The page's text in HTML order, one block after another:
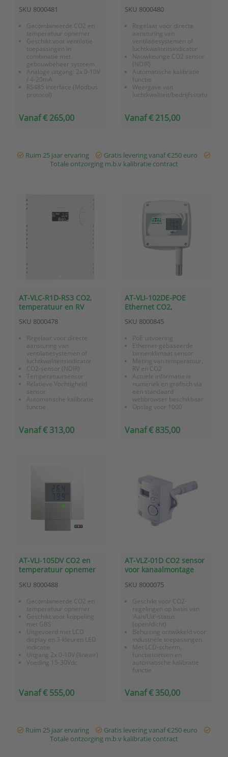
wandmontage met
analoge uitgangen en
Modbus RS485
SKU 8000481
Gecombineerde CO2 en
temperatuur opnemer
Geschikt voor ventilatie
toepassingen in
combinatie met
gebouwbeheer systeem
Analoge uitgang: 2x 0-10V
/ 4-20mA
RS485 interface (Modbus
protocol)
uitgeschakeld)
Vanaf € 265,00
wandmontage met LED
indicatie en Modbus
RS485 communicatie
SKU 8000480
Regelaar voor directe
aansturing van
ventilatiesystemen of
luchtkwaliteitsindicator
Nauwkeurige CO2 sensor
(NDIR)
Automatische kalibratie
functie
Weergave van
luchtkwaliteit/bedrijfsstatus
Vanaf € 215,00
Ruim 25 jaar ervaring
Gratis levering vanaf €250 euro
Totale ontzorging m.b.v kalibratie contract
AT-VLC-R1D-RS3 CO2,
temperatuur en RV
wandmontage met
relaisuitgang en
Modbus RS485
communicatie
SKU 8000478
Regelaar voor directe
aansturing van
ventilatiesystemen of
luchtkwaliteitsindicator
CO2-sensor (NDIR)
Temperatuursensor
Relatieve Vochtigheid
sensor
Automatische kalibratie
functie
OLED display
Vanaf € 313,00
AT-VLI-102DE-POE
Ethernet CO2,
Sensor met PoE
SKU 8000845
PoE uitvoering
Ethernet-gebaseerde
binnenklimaat sensor
Meting van temperatuur,
RV en CO2
Actuele informatie is
numeriek en grafisch via
een standaard
webbrowser beschikbaar
Opslag voor 1000
Alarmering via E-mail,
Vanaf € 835,00
AT-VLI-105DV CO2 en
temperatuur opnemer
indicatie
SKU 8000488
Gecombineerde CO2 en
temperatuur opnemer
Geschikt voor koppeling
met GBS
Uitgevoerd met LCD
display en 3-kleuren LED
indicatie
Uitgang 2x 0-10V (lineair)
Voeding 15-30Vdc
Vanaf € 555,00
AT-VLZ-01D CO2 sensor
voor kanaalmontage
relaisuitgang
SKU 8000075
Geschikt voor CO2-
regelingen op basis van
‘Aan/Uit’-status
(open/dicht)
Behuizing ontwikkeld voor
industriële toepassingen
Met LCD-scherm,
functietoetsen en
automatische kalibratie
functie
kanaal, met externe
Vanaf € 350,00
Ruim 25 jaar ervaring
Gratis levering vanaf €250 euro
Totale ontzorging m.b.v kalibratie contract